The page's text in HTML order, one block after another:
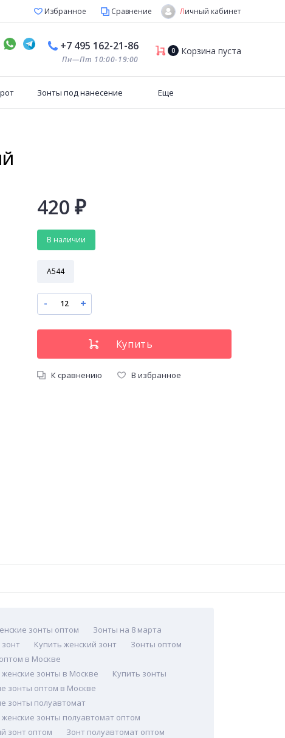
Избранное Сравнение Личный кабинет
+7 495 162-21-86
Пн—Пт 10:00-19:00
0 Корзина пуста
Зонты под нанесение Еще
420 ₽
В наличии
А544
- +
К сравнению В избранное
зонты оптом
Зонты на 8 марта
Купить женский зонт
Зонты оптом
в Москве
женские зонты в Москве
Купить зонты
зонты оптом в Москве
зонты полуавтомат
женские зонты полуавтомат оптом
зонт оптом
Зонт полуавтомат оптом